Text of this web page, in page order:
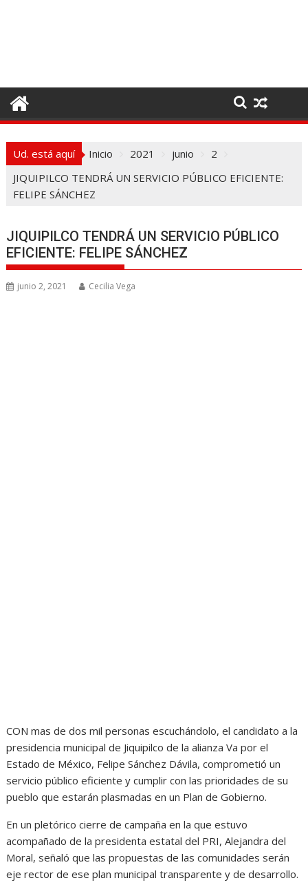
o
t
Ud. está aquí Inicio 2021 junio
2
JIQUIPILCO TENDRÁ UN SERVICIO PÚBLICO EFICIENTE:
FELIPE SÁNCHEZ
JIQUIPILCO TENDRÁ UN SERVICIO PÚBLICO
EFICIENTE: FELIPE SÁNCHEZ
junio 2, 2021 Cecilia Vega
CON mas de dos mil personas escuchándolo, el candidato a la
presidencia municipal de Jiquipilco de la alianza Va por el
Estado de México, Felipe Sánchez Dávila, comprometió un
servicio público eficiente y cumplir con las prioridades de su
pueblo que estarán plasmadas en un Plan de Gobierno.
En un pletórico cierre de campaña en la que estuvo
acompañado de la presidenta estatal del PRI, Alejandra del
Moral, señaló que las propuestas de las comunidades serán
eje rector de ese plan municipal transparente y de desarrollo.